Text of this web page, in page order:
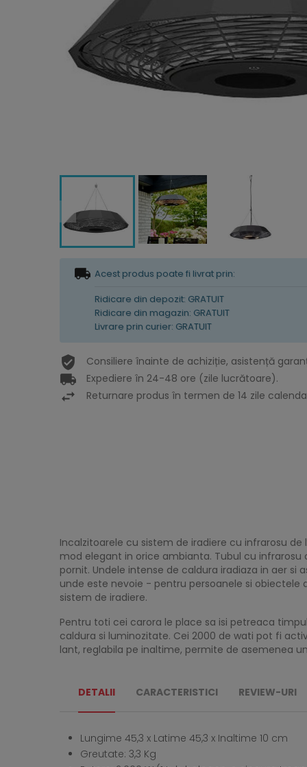
Acest produs poate fi livrat prin:
Ridicare din depozit: GRATUIT
Ridicare din magazin: GRATUIT
Livrare prin curier: GRATUIT
Consiliere înainte de achiziție, asistență
Expediere în 24-48 ore (zile lucrătoare).
Returnare produs în termen de 14 zile
Incalzitoarele cu sistem de iradiere cu infrarosu
mod elegant in orice ambianta. Tubul cu
pornit. Undele intense de caldura iradiaza in aer
unde este nevoie - pentru persoanele si
sistem de iradiere.
Pentru toti cei carora le place sa isi petreaca
caldura si luminozitate. Cei 2000 de wati pot fi
lant, reglabila pe inaltime, permite de asemenea
DETALII CARACTERISTICI REVIEW-URI
Lungime 45,3 x Latime 45,3 x Inaltime 10 cm
Greutate: 3,3 Kg